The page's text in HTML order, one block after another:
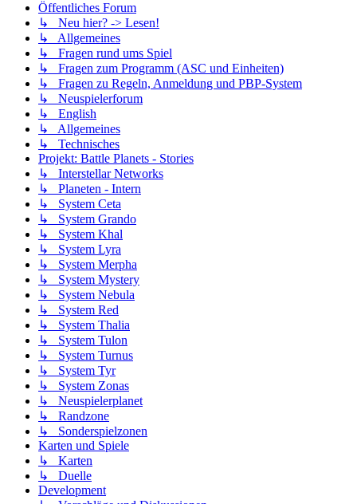
Öffentliches Forum
↳ Neu hier? -> Lesen!
↳ Allgemeines
↳ Fragen rund ums Spiel
↳ Fragen zum Programm (ASC und Einheiten)
↳ Fragen zu Regeln, Anmeldung und PBP-System
↳ Neuspielerforum
↳ English
↳ Allgemeines
↳ Technisches
Projekt: Battle Planets - Stories
↳ Interstellar Networks
↳ Planeten - Intern
↳ System Ceta
↳ System Grando
↳ System Khal
↳ System Lyra
↳ System Merpha
↳ System Mystery
↳ System Nebula
↳ System Red
↳ System Thalia
↳ System Tulon
↳ System Turnus
↳ System Tyr
↳ System Zonas
↳ Neuspielerplanet
↳ Randzone
↳ Sonderspielzonen
Karten und Spiele
↳ Karten
↳ Duelle
Development